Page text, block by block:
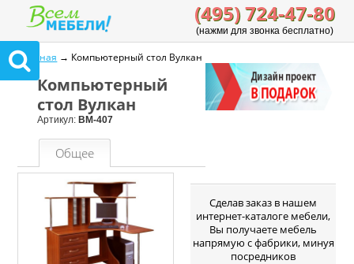
(495) 724-47-80
(нажми для звонка бесплатно)
Главная → Компьютерный стол Вулкан
Компьютерный
стол Вулкан
Артикул: ВМ-407
Общее
Cделав заказ в нашем
интернет-каталоге мебели,
Вы получаете мебель
напрямую с фабрики, минуя
посредников